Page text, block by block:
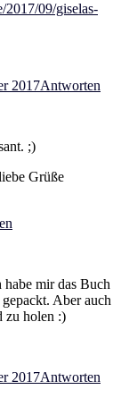
2017/09/giselas-
2017Antworten
;)
Grüße
mir das Buch
Aber auch
zu holen :)
2017Antworten